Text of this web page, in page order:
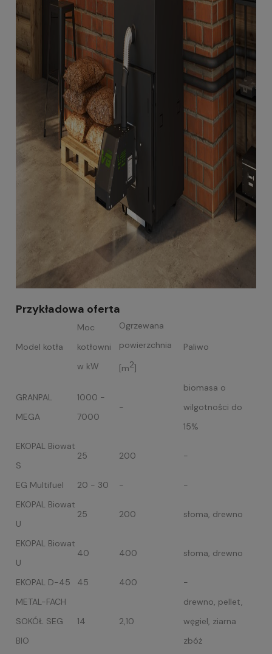
Przykładowa oferta
Model kotła
Moc
kotłowni
w kW
Ogrzewana
powierzchnia
[m2]
Paliwo
GRANPAL
MEGA
1000 -
7000
-
biomasa o
wilgotności do
15%
EKOPAL Biowat
S
25 200 -
EG Multifuel 20 - 30 -
-
EKOPAL Biowat
U
25 200 słoma, drewno
EKOPAL Biowat
U
40 400 słoma, drewno
EKOPAL D-45 45 400
-
METAL-FACH
SOKÓŁ SEG
BIO
14 2,10
drewno, pellet,
węgiel, ziarna
zbóż